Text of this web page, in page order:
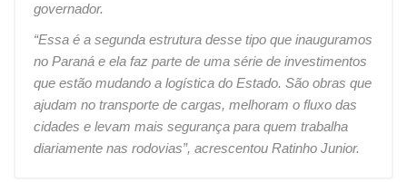
governador.
“Essa é a segunda estrutura desse tipo que inauguramos
no Paraná e ela faz parte de uma série de investimentos
que estão mudando a logística do Estado. São obras que
ajudam no transporte de cargas, melhoram o fluxo das
cidades e levam mais segurança para quem trabalha
diariamente nas rodovias”, acrescentou Ratinho Junior.